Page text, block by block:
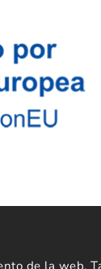
de la web.